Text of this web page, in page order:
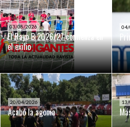
03/08/2026
El Rayo B 2026/27 comienza en
el exilio
20/04/2026
Acabó la agonía